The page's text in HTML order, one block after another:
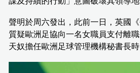
聲明於周六發出，此前一日，英國
質疑歐洲足協向一名女職員支付離
天奴擔任歐洲足球管理機構秘書長時